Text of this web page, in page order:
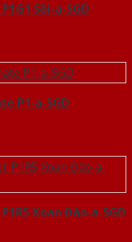
Sồi-a-SGD
P1-a-SGD
Xoan Đào-a-SGD